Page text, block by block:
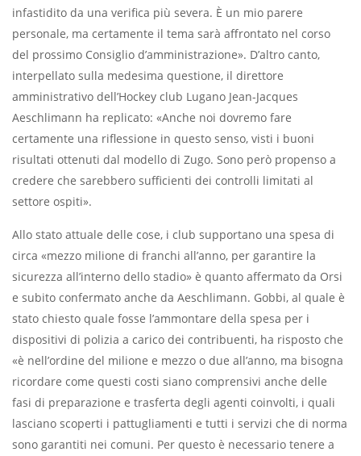
infastidito da una verifica più severa. È un mio parere
personale, ma certamente il tema sarà affrontato nel corso
del prossimo Consiglio d’amministrazione». D’altro canto,
interpellato sulla medesima questione, il direttore
amministrativo dell’Hockey club Lugano Jean-Jacques
Aeschlimann ha replicato: «Anche noi dovremo fare
certamente una riflessione in questo senso, visti i buoni
risultati ottenuti dal modello di Zugo. Sono però propenso a
credere che sarebbero sufficienti dei controlli limitati al
settore ospiti».
Allo stato attuale delle cose, i club supportano una spesa di
circa «mezzo milione di franchi all’anno, per garantire la
sicurezza all’interno dello stadio» è quanto affermato da Orsi
e subito confermato anche da Aeschlimann. Gobbi, al quale è
stato chiesto quale fosse l’ammontare della spesa per i
dispositivi di polizia a carico dei contribuenti, ha risposto che
«è nell’ordine del milione e mezzo o due all’anno, ma bisogna
ricordare come questi costi siano comprensivi anche delle
fasi di preparazione e trasferta degli agenti coinvolti, i quali
lasciano scoperti i pattugliamenti e tutti i servizi che di norma
sono garantiti nei comuni. Per questo è necessario tenere a